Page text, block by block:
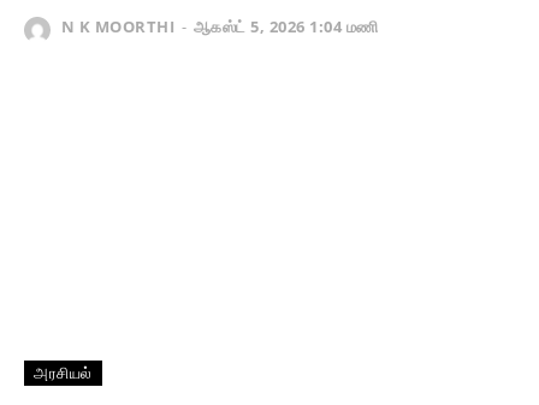
N K MOORTHI - ஆகஸ்ட் 5, 2026 1:04 மணி
அரசியல்